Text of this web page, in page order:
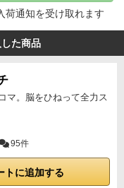
荷通知を受け取れます
た商品
マ。脳をひねって全力ス
95件
トに追加する